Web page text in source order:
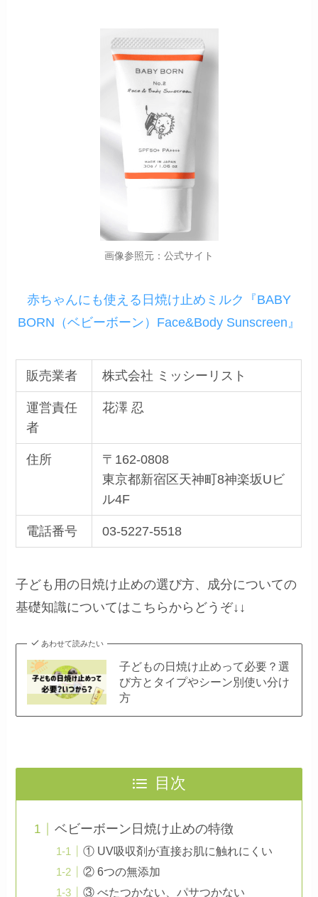
画像参照元：公式サイト
赤ちゃんにも使える日焼け止めミルク『BABY
BORN（ベビーボーン）Face&Body Sunscreen』
販売業者 株式会社 ミッシーリスト
運営責任
者
花澤 忍
住所
〒162-0808
東京都新宿区天神町8神楽坂Uビ
ル4F
電話番号 03-5227-5518
子ども用の日焼け止めの選び方、成分についての
基礎知識についてはこちらからどうぞ↓↓
あわせて読みたい
子どもの日焼け止めって必要？選
び方とタイプやシーン別使い分け
方
目次
ベビーボーン日焼け止めの特徴
① UV吸収剤が直接お肌に触れにくい
② 6つの無添加
③ べたつかない、パサつかない